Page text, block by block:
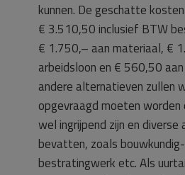
kunnen. De geschatte
€ 3.510,50 inclusief BTW
€ 1.750,– aan materiaal, €
arbeidsloon en € 560,50
andere alternatieven zullen
opgevraagd moeten
wel ingrijpend zijn en diverse
bevatten, zoals
bestratingwerk etc. Als